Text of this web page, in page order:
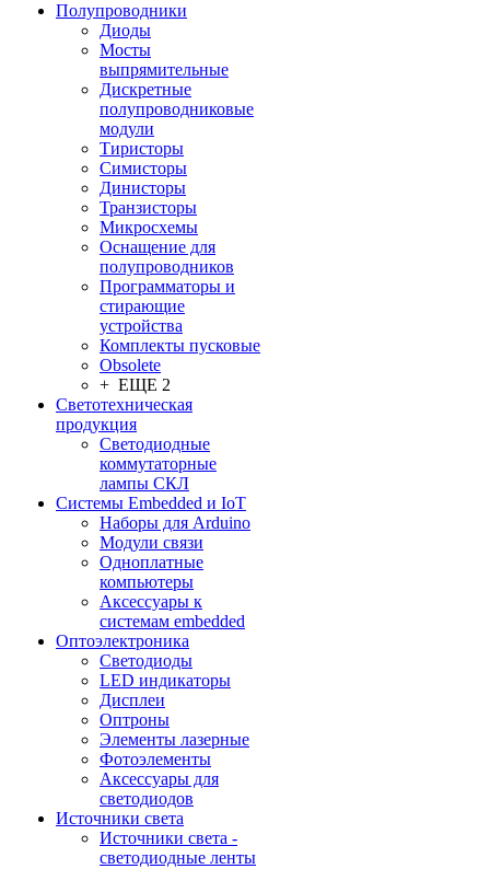
Полупроводники
Диоды
Мосты
выпрямительные
Дискретные
полупроводниковые
модули
Тиристоры
Симисторы
Динисторы
Транзисторы
Микросхемы
Оснащение для
полупроводников
Программаторы и
стирающие
устройства
Комплекты пусковые
Obsolete
+ ЕЩЕ 2
Светотехническая
продукция
Светодиодные
коммутаторные
лампы СКЛ
Системы Embedded и IoT
Наборы для Arduino
Модули связи
Одноплатные
компьютеры
Аксессуары к
системам embedded
Oптоэлектроника
Светодиоды
LED индикаторы
Дисплеи
Оптроны
Элементы лазерные
Фотоэлементы
Аксессуары для
светодиодов
Источники света
Источники света -
светодиодные ленты